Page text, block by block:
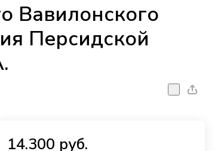
Вавилонского
Персидской
14.300 руб.